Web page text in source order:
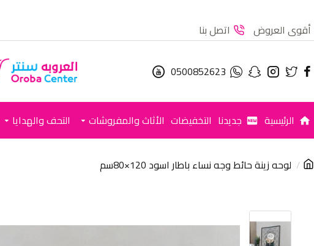
أقوى العروض اتصل بنا
0500852623
الرئيسية جديدنا التخفيضات الأثاث والمفروشات التحف والهدايا
لوحه زينة حائط وجه نساء باطار اسود 120×80سم